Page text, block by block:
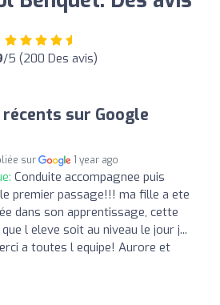
/5 (200 Des avis)
sur Google
sur 1 year ago
Conduite accompagnee puis
premier passage!!! ma fille a ete
dans son apprentissage, cette
l eleve soit au niveau le jour j...
a toutes l equipe! Aurore et